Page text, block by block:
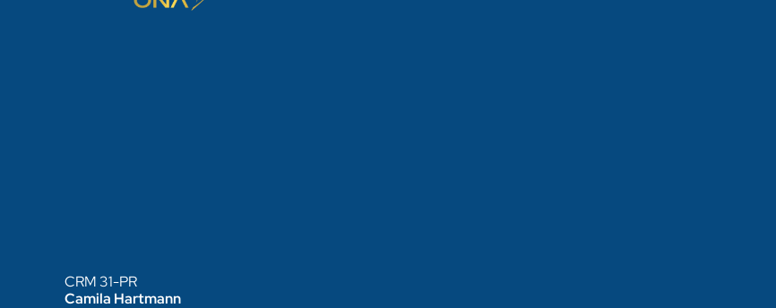
CRM 31-PR
Camila Hartmann